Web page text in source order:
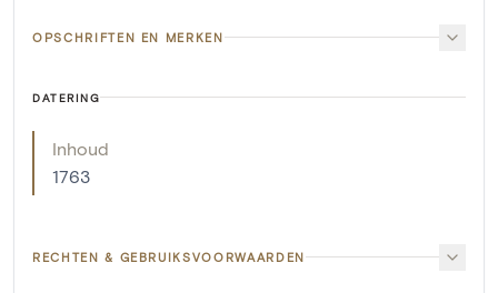
OPSCHRIFTEN EN MERKEN
DATERING
Inhoud
1763
RECHTEN & GEBRUIKSVOORWAARDEN